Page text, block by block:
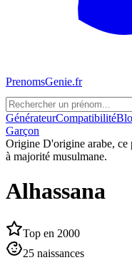
PrenomsGenie.fr
GénérateurCompatibilité
Garçon
Origine D'origine arabe, ce
à majorité musulmane.
Alhassana
Top en 2000
25 naissances